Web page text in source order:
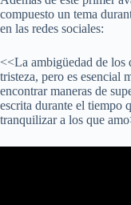
compuesto un tema
en las redes sociales:
<<La ambigüedad de
tristeza, pero es esencial
encontrar maneras de
escrita durante el tiempo
tranquilizar a los que